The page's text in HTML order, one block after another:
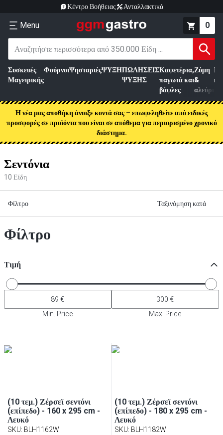
Κέντρο Βοήθειας Ανταλλακτικά
Menu 0
Συσκευές
Μαγειρικής
ΦούρνοιΨησταριέςΨΥΞΗΠΩΛΗΣΕΙΣ
ΨΥΞΗΣ
Καφετέρια,
παγωτά και
βάφλες
Ζύμη
&
αλεύρι
Η νέα μας αποθήκη άνοιξε κοντά σας – επωφεληθείτε από ειδικές
προσφορές σε προϊόντα που είναι σε απόθεμα για περιορισμένο χρονικό
διάστημα.
Σεντόνια
10 Είδη
Φίλτρο Ταξινόμηση κατά
Φίλτρο
Τιμή
Min. Price Max. Price
(10 τεμ.) Ζέρσεϊ σεντόνι
(επίπεδο) - 160 x 295 cm -
Λευκό
SKU: BLH1162W
(10 τεμ.) Ζέρσεϊ σεντόνι
(επίπεδο) - 180 x 295 cm -
Λευκό
SKU: BLH1182W